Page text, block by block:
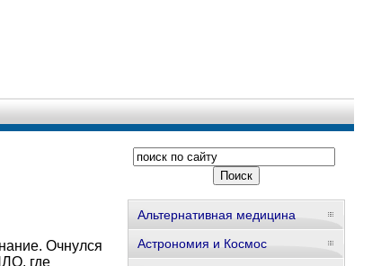
Очнулся
где
Альтернативная медицина
Астрономия и Космос